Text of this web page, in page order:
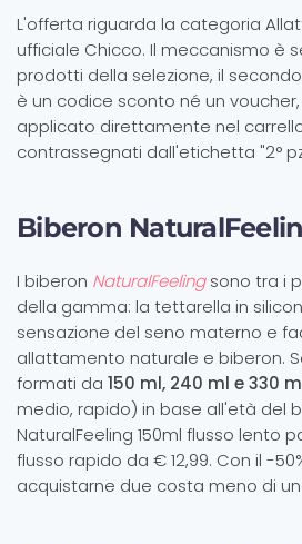
L'offerta riguarda la categoria
ufficiale Chicco. Il meccanismo è
prodotti della selezione, il
è un codice sconto né un
applicato direttamente nel
contrassegnati dall'etichetta "2°
Biberon
I biberon NaturalFeelingsono tra i
della gamma: la tettarella in
sensazione del seno materno e
allattamento naturale e biberon.
formati da 150 ml, 240 ml e 330
medio, rapido) in base all'età del
NaturalFeeling 150ml flusso lento
flusso rapido da € 12,99. Con il -
acquistarne due costa meno di